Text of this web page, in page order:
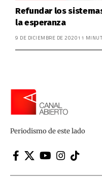
Refundar los
la esperanza
9 DE DICIEMBRE DE 202011
Periodismo de este lado